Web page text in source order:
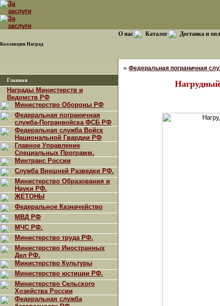
Коллекция Наград
О нас Каталог Доставка и
Главная
Награды Министерств и
Ведомств РФ
Министерство Обороны РФ
Федеральная пограничная
служба-Погранвойска ФСБ РФ
Федеральная служба Войск
Национальной Гвардии РФ
Главное Управление
Специальных Программ.
Минтранс России
Служба Внешней Разведки РФ.
Министерство Образования и
Науки РФ.
ЖЕТОНЫ
Федеральное Казначейство
МВД РФ
МЧС РФ.
Министерство труда РФ.
Министерство Иностранных
Дел РФ.
Министерство Культуры
Министерство юстиции РФ.
Министерство Сельского
Хозяйства России
Федеральная служба
» Федеральная пограничная